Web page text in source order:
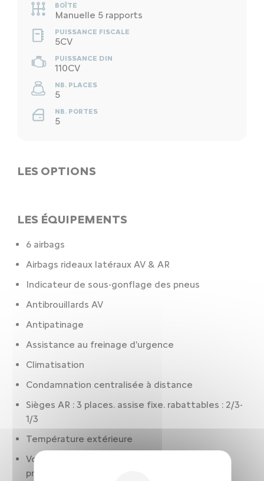
BOÎTE
Manuelle 5 rapports
PUISSANCE FISCALE
5CV
PUISSANCE DIN
110CV
NB. PLACES
5
NB. PORTES
5
LES OPTIONS
LES ÉQUIPEMENTS
6 airbags
Airbags rideaux latéraux AV & AR
Indicateur de sous-gonflage des pneus
Antibrouillards AV
Antipatinage
Assistance au freinage d'urgence
Climatisation
Condamnation centralisée à distance
Sièges AR : 3 places. assise fixe. rabattables : 2/3-
1/3
Température extérieure
Volant réglable en hauteur. réglable en
profondeur. multi-fonctions